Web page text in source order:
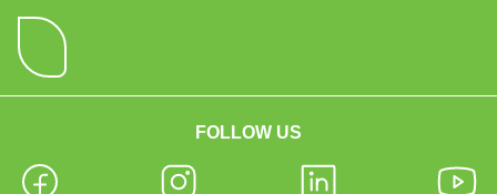
FOLLOW US